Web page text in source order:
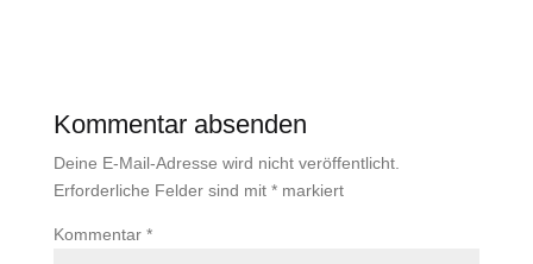
Kommentar absenden
Deine E-Mail-Adresse wird nicht veröffentlicht.
Erforderliche Felder sind mit *markiert
Kommentar *